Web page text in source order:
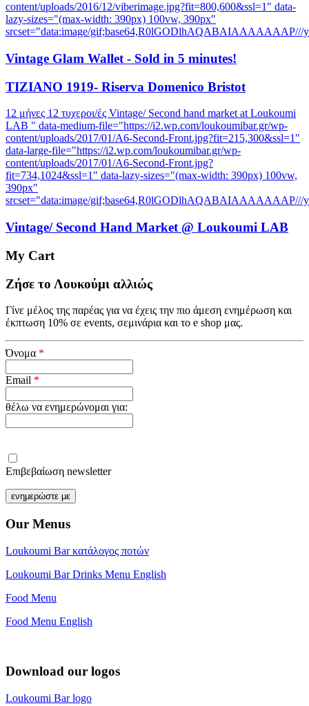
content/uploads/2016/12/viberimage.jpg?fit=800,600&ssl=1" data-
lazy-sizes="(max-width: 390px) 100vw, 390px"
srcset="data:image/
Vintage Glam Wallet - Sold in 5 minutes!
TIZIANO 1919- Riserva Domenico Bristot
12 μήνες 12 τυχεροι/ές Vintage/ Second hand market at Loukoumi
LAB " data-medium-file="https://i2.wp.com/loukoumibar.gr/wp-
content/uploads/2017/01/A6-Second-Front.jpg?fit=215,300&ssl=1"
data-large-file="https://i2.wp.com/loukoumibar.gr/wp-
content/uploads/2017/01/A6-Second-Front.jpg?
fit=734,1024&ssl=1" data-lazy-sizes="(max-width: 390px) 100vw,
390px"
srcset="data:image/
Vintage/ Second Hand Market @ Loukoumi LAB
My Cart
Ζήσε το Λουκούμι αλλιώς
Γίνε μέλος της παρέας για να έχεις την πιο άμεση ενημέρωση και
έκπτωση 10% σε events, σεμινάρια και το e shop μας.
Όνομα *
Email *
θέλω να ενημερώνομαι για:
Επιβεβαίωση newsletter
Our Menus
Loukoumi Bar κατάλογος ποτών
Loukoumi Bar Drinks Menu English
Food Menu
Food Menu English
Download our logos
Loukoumi Bar logo